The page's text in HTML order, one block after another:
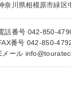
奈川県相模原市緑区
話番号 042-850-
番号 042-850-
メール